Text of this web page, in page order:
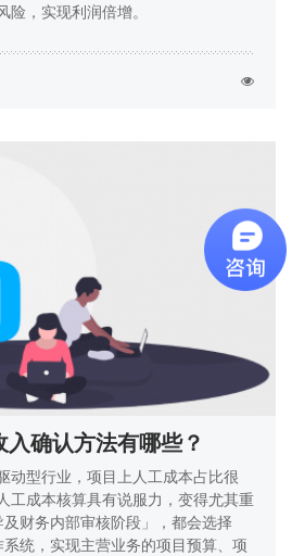
险，实现利润倍增。
入确认方法有哪些？
动型行业，项目上人工成本占比很
工成本核算具有说服力，变得尤其重
财务内部审核阶段」，都会选择
统，实现主营业务的项目预算、项